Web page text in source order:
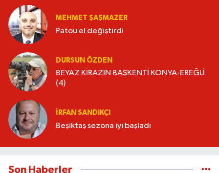
MEHMET ŞAŞMAZER
Patou el değiştirdi
DURSUN ÖZDEN
BEYAZ KİRAZIN BAŞKENTİ KONYA-EREĞLİ
(4)
İRFAN SANDIKÇI
Beşiktaş sezona iyi başladı
Son Haberler